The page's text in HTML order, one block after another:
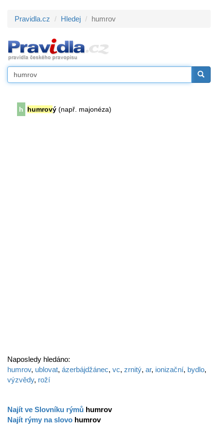
Pravidla.cz Hledej humrov
h humrový (např. majonéza)
Naposledy hledáno:
humrov, ublovat, ázerbájdžánec, vc, zrnitý, ar, ionizační, bydlo,
výzvědy, roží
Najít ve Slovníku rýmů humrov
Najít rýmy na slovo humrov